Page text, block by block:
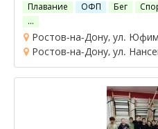
Плавание ОФП Бег
…
Ростов-на-Дону, ул.
Ростов-на-Дону, ул.